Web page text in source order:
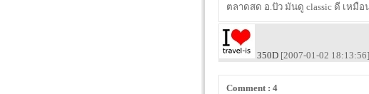
ตลาดสด อ.ปัว มันดู classic ดี เหมือ
350D [2007-01-02
Comment : 4